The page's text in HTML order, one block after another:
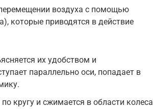
воздуха с помощью
которые приводятся в действие
их удобством и
параллельно оси, попадает в
кругу и сжимается в области колеса